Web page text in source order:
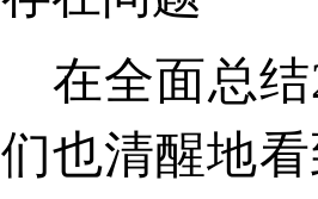
在全面总结
们也清醒地